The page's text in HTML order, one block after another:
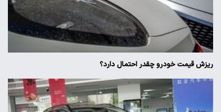
ریزش قیمت خودرو چقدر احتمال دارد؟